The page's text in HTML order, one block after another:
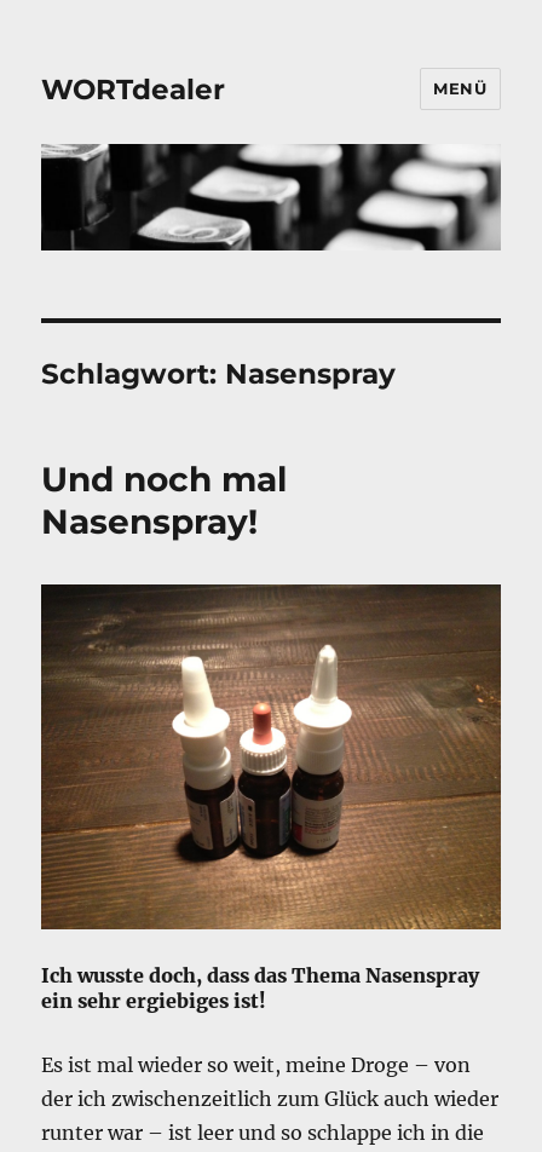
WORTdealer MENÜ
Schlagwort: Nasenspray
Und noch mal
Nasenspray!
Ich wusste doch, dass das Thema Nasenspray
ein sehr ergiebiges ist!
Es ist mal wieder so weit, meine Droge – von
der ich zwischenzeitlich zum Glück auch wieder
runter war – ist leer und so schlappe ich in die